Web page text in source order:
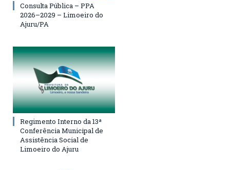
Consulta Pública – PPA
2026–2029 – Limoeiro do
Ajuru/PA
Regimento Interno da 13ª
Conferência Municipal de
Assistência Social de
Limoeiro do Ajuru